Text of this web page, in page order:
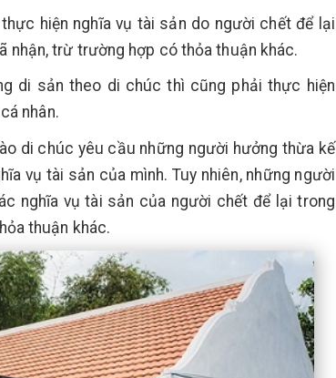
hiện nghĩa vụ tài sản do người chết để lại
nhận, trừ trường hợp có thỏa thuận khác.
di sản theo di chúc thì cũng phải thực hiện
nhân.
di chúc yêu cầu những người hưởng thừa kế
vụ tài sản của mình. Tuy nhiên, những người
nghĩa vụ tài sản của người chết để lại trong
thuận khác.